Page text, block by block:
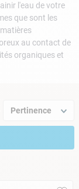
l'eau de votre
que sont les
au contact de
organiques et
Pertinence